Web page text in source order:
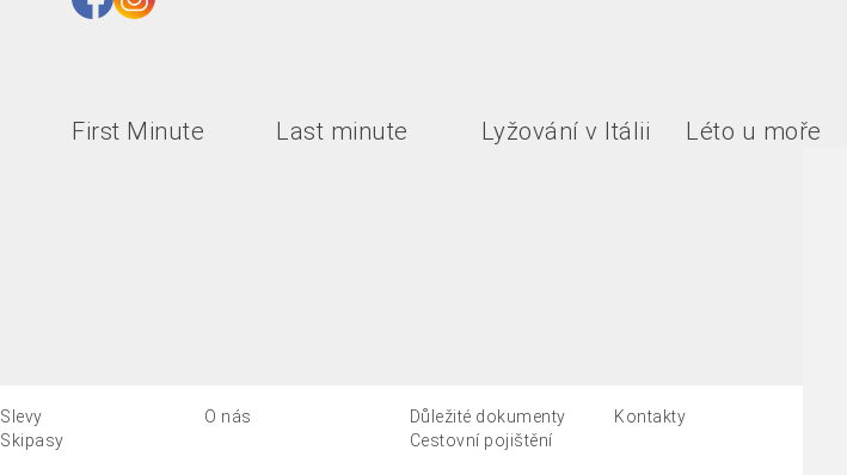
First Minute Last minute Lyžování v Itálii Léto u moře
Slevy
Skipasy
O nás
Důležité dokumenty
Cestovní pojištění
Kontakty